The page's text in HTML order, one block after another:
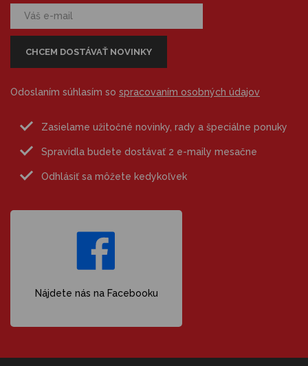
Odoslaním súhlasím so spracovaním osobných údajov
Zasielame užitočné novinky, rady a špeciálne ponuky
Spravidla budete dostávať 2 e-maily mesačne
Odhlásiť sa môžete kedykoľvek
Nájdete nás na Facebooku